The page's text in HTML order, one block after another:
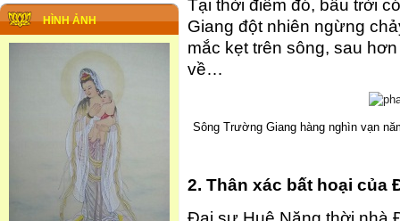
HÌNH ẢNH
Tại thời điểm đó, bầu trời
Giang đột nhiên ngừng
mắc kẹt trên sông, sau
về…
Sông Trường Giang hàng nghìn vạn
2. Thân xác bất hoại